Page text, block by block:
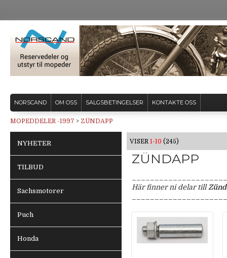
NORSCAND OM OSS SALGSBETINGELSER KONTAKTE OSS
MOPEDDELER -1997 > ZÜNDAPP
NYHETER
TILBUD
Sachsmotorer
Puch
Honda
VISER 1-10 (245)
ZÜNDAPP
Här finner ni delar till